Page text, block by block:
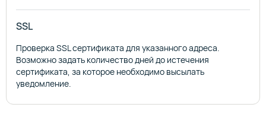
SSL
Проверка SSL сертификата для указанного адреса.
Возможно задать количество дней до истечения
сертификата, за которое необходимо высылать
уведомление.